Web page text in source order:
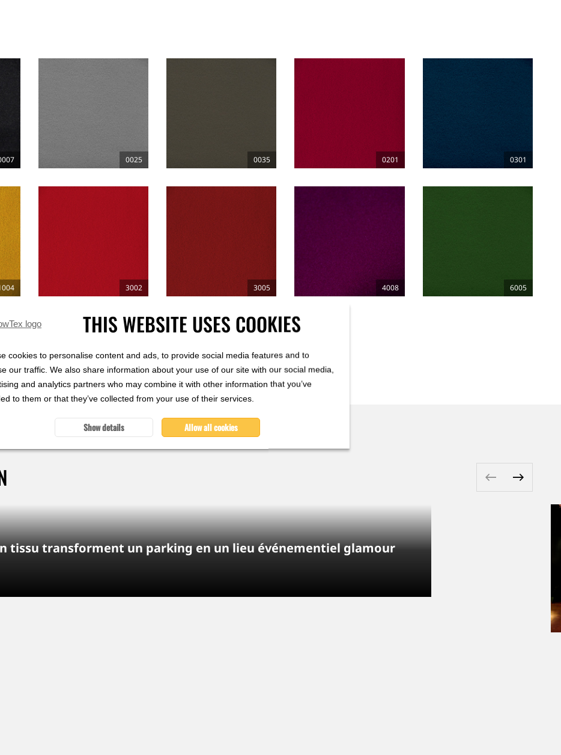
THIS WEBSITE USES COOKIES
cookies to personalise content and ads, to provide social media features and to
our traffic. We also share information about your use of our site with our social media,
and analytics partners who may combine it with other information that you’ve
to them or that they’ve collected from your use of their services.
Show details Allow all cookies
0025 0035 0201 0301
3002 3005 4008 6005
tissu transforment un parking en un lieu événementiel glamour